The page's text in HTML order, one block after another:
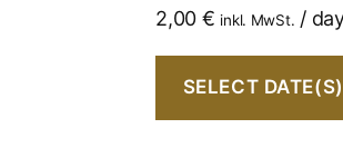
2,00 € inkl. MwSt. /
SELECT DATE(S)